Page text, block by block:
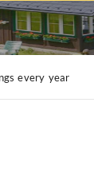
every year